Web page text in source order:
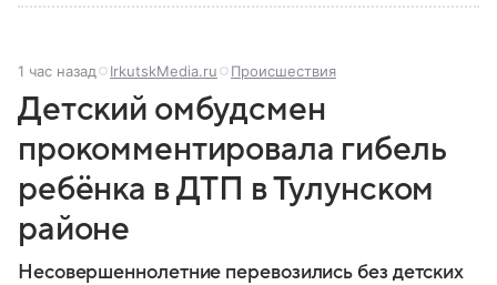
1 час назад IrkutskMedia.ru Происшествия
Детский омбудсмен
прокомментировала гибель
ребёнка в ДТП в Тулунском
районе
Несовершеннолетние перевозились без детских